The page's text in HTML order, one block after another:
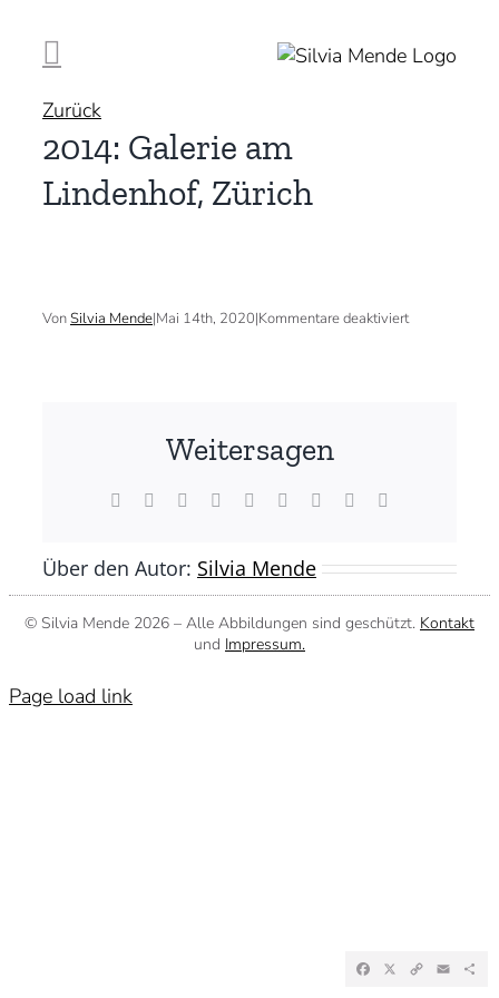
Inhalt
springen
Zurück
2014: Galerie am
Lindenhof, Zürich
VonSilvia Mende|Mai 14th, 2020|Kommentare deaktiviertfür
Weitersagen
Facebook Reddit LinkedInWhatsApp
TumblrPinterest
Über den Autor: Silvia Mende
© Silvia Mende 2026 – Alle Abbildungen sind geschützt. Kontakt
und Impressum.
Page load link
Facebook
X CopyEmail